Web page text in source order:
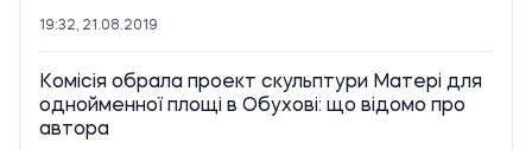
19:32, 21.08.2019
Комісія обрала проект скульптури Матері для
однойменної площі в Обухові: що відомо про
автора